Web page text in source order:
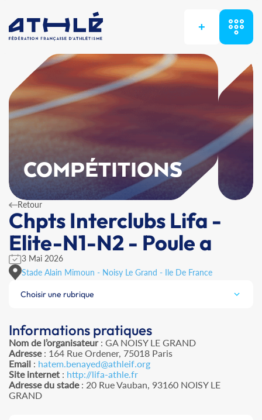
+
COMPÉTITIONS
Retour
Chpts Interclubs Lifa -
Elite-N1-N2 - Poule a
3 Mai 2026
Stade Alain Mimoun - Noisy Le Grand - Ile De France
Choisir une rubrique
Informations pratiques
Nom de l’organisateur: GA NOISY LE GRAND
Adresse: 164 Rue Ordener, 75018 Paris
Email : hatem.benayed@athleif.org
Site internet : http://lifa-athle.fr
Adresse du stade: 20 Rue Vauban, 93160 NOISY LE
GRAND